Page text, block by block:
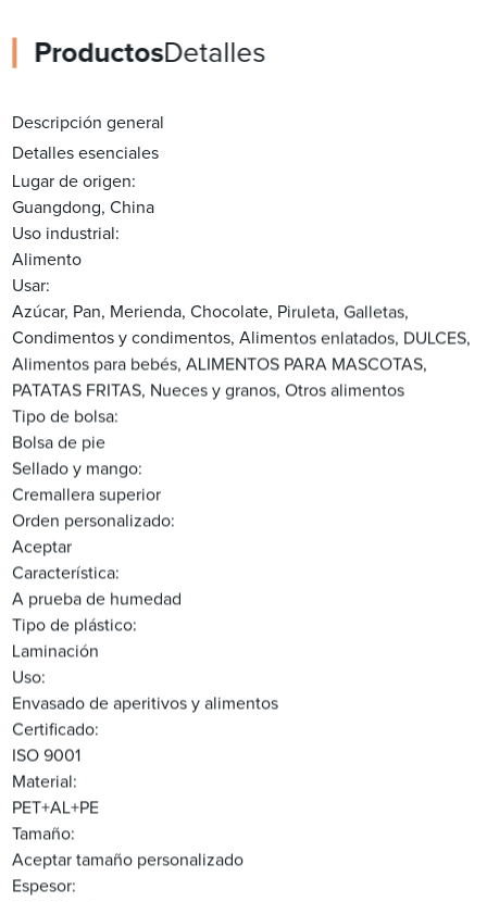
ProductosDetalles
Descripción general
Detalles esenciales
Lugar de origen:
Guangdong, China
Uso industrial:
Alimento
Usar:
Azúcar, Pan, Merienda, Chocolate, Piruleta, Galletas,
Condimentos y condimentos, Alimentos enlatados, DULCES,
Alimentos para bebés, ALIMENTOS PARA MASCOTAS,
PATATAS FRITAS, Nueces y granos, Otros alimentos
Tipo de bolsa:
Bolsa de pie
Sellado y mango:
Cremallera superior
Orden personalizado:
Aceptar
Característica:
A prueba de humedad
Tipo de plástico:
Laminación
Uso:
Envasado de aperitivos y alimentos
Certificado:
ISO 9001
Material:
PET+AL+PE
Tamaño:
Aceptar tamaño personalizado
Espesor: